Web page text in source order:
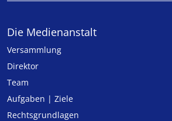
Die Medienanstalt
Versammlung
Direktor
Team
Aufgaben | Ziele
Rechtsgrundlagen